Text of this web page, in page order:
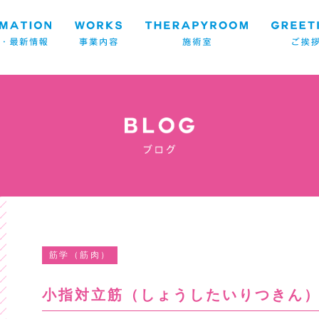
筋学（筋肉）
小指対立筋（しょうしたいりつきん